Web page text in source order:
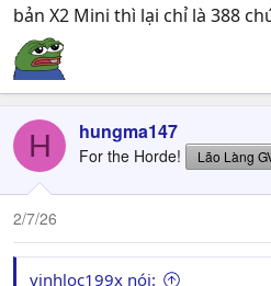
bản X2 Mini thì lại chỉ là 388
H hungma147
For the Horde! Lão Làng
2/7/26
vinhloc199x nói: